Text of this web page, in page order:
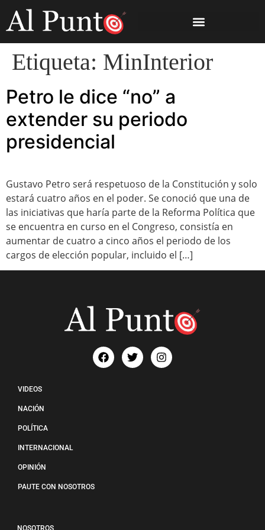
Etiqueta: MinInterior
Petro le dice “no” a
extender su periodo
presidencial
Gustavo Petro será respetuoso de la Constitución y solo
estará cuatro años en el poder. Se conoció que una de
las iniciativas que haría parte de la Reforma Política que
se encuentra en curso en el Congreso, consistía en
aumentar de cuatro a cinco años el periodo de los
cargos de elección popular, incluido el […]
VIDEOS
NACIÓN
POLÍTICA
INTERNACIONAL
OPINIÓN
PAUTE CON NOSOTROS
NOSOTROS